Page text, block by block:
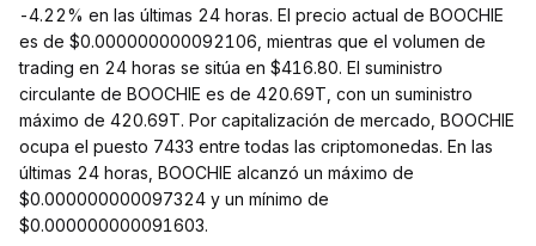
-4.22% en las últimas 24 horas. El precio actual de BOOCHIE
es de $0.000000000092106, mientras que el volumen de
trading en 24 horas se sitúa en $416.80. El suministro
circulante de BOOCHIE es de 420.69T, con un suministro
máximo de 420.69T. Por capitalización de mercado, BOOCHIE
ocupa el puesto 7433 entre todas las criptomonedas. En las
últimas 24 horas, BOOCHIE alcanzó un máximo de
$0.000000000097324 y un mínimo de
$0.000000000091603.